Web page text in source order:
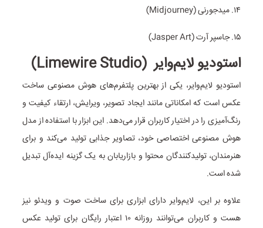
۱۴. میدجورنی (Midjourney)
۱۵. جاسپر آرت (Jasper Art)
استودیو لایم‌وایر (Limewire Studio)
استودیو لایم‌وایر، یکی از بهترین پلتفرم‌های هوش مصنوعی ساخت
عکس است که امکاناتی مانند ایجاد تصویر، ویرایش، ارتقاء کیفیت و
رنگ‌آمیزی را در اختیار کاربران قرار می‌دهد. این ابزار با استفاده از مدل
هوش مصنوعی اختصاصی خود، تصاویر جذابی تولید می‌کند و برای
هنرمندان، تولیدکنندگان محتوا و بازاریابان به یک گزینه ایده‌آل تبدیل
شده است.
علاوه بر این، لایم‌وایر دارای ابزاری برای ساخت صوت و ویدئو نیز
هست و کاربران می‌توانند روزانه ۱۰ اعتبار رایگان برای تولید عکس